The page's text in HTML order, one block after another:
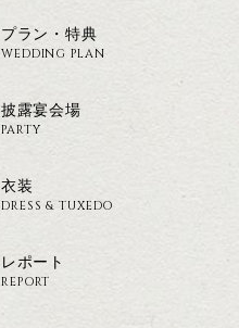
プラン・特典
WEDDING PLAN
披露宴会場
PARTY
衣装
DRESS & TUXEDO
レポート
REPORT